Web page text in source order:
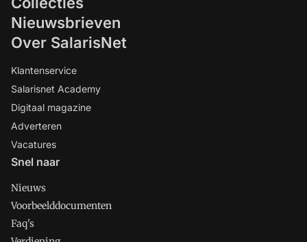
Nieuwsbrieven
Over SalarisNet
Klantenservice
Salarisnet Academy
Digitaal magazine
Adverteren
Vacatures
Snel naar
Nieuws
Voorbeelddocumenten
Faq's